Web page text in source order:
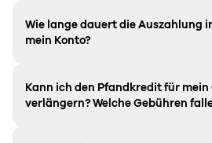
Wie lange dauert die Auszahlung
mein Konto?
Kann ich den Pfandkredit für mein
verlängern? Welche Gebühren